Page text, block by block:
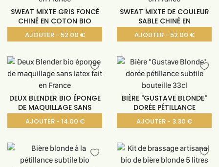
SWEAT MIXTE GRIS FONCÉ
CHINÉ EN COTON BIO
AJOUTER - 52.00 €
SWEAT MIXTE DE COULEUR
SABLE CHINÉ EN
AJOUTER - 52.00 €
DEUX BLENDER BIO ÉPONGE
DE MAQUILLAGE SANS
AJOUTER - 14.00 €
BIÈRE "GUSTAVE BLONDE"
DORÉE PÉTILLANCE
AJOUTER - 3.30 €